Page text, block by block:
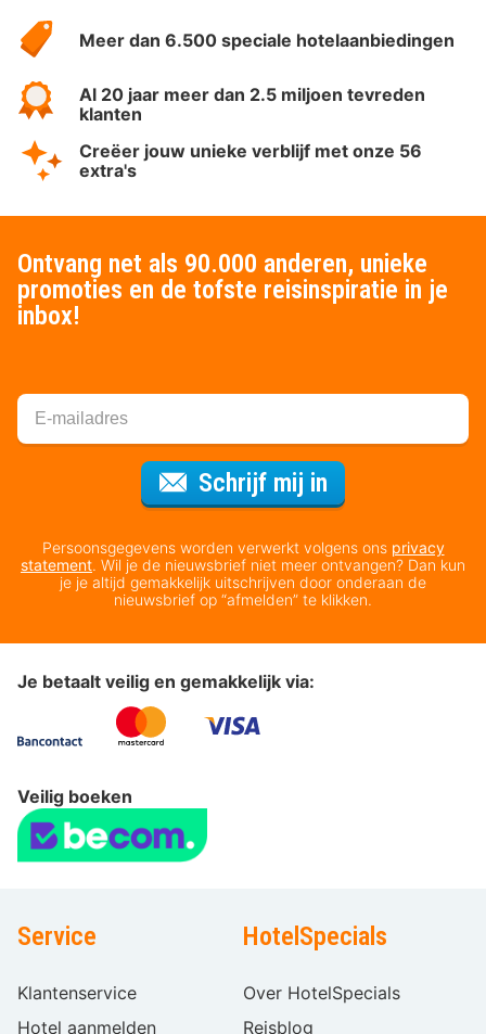
HotelSpecials
Meer dan 6.500 speciale hotelaanbiedingen
Al 20 jaar meer dan 2.5 miljoen tevreden
klanten
Creëer jouw unieke verblijf met onze 56
extra's
Ontvang net als 90.000 anderen, unieke
promoties en de tofste reisinspiratie in je
inbox!
Schrijf mij in
Persoonsgegevens worden verwerkt volgens ons privacy
statement. Wil je de nieuwsbrief niet meer ontvangen? Dan kun
je je altijd gemakkelijk uitschrijven door onderaan de
nieuwsbrief op “afmelden” te klikken.
Je betaalt veilig en gemakkelijk via:
Veilig boeken
Service
Klantenservice
Hotel aanmelden
HotelSpecials
Over HotelSpecials
Reisblog